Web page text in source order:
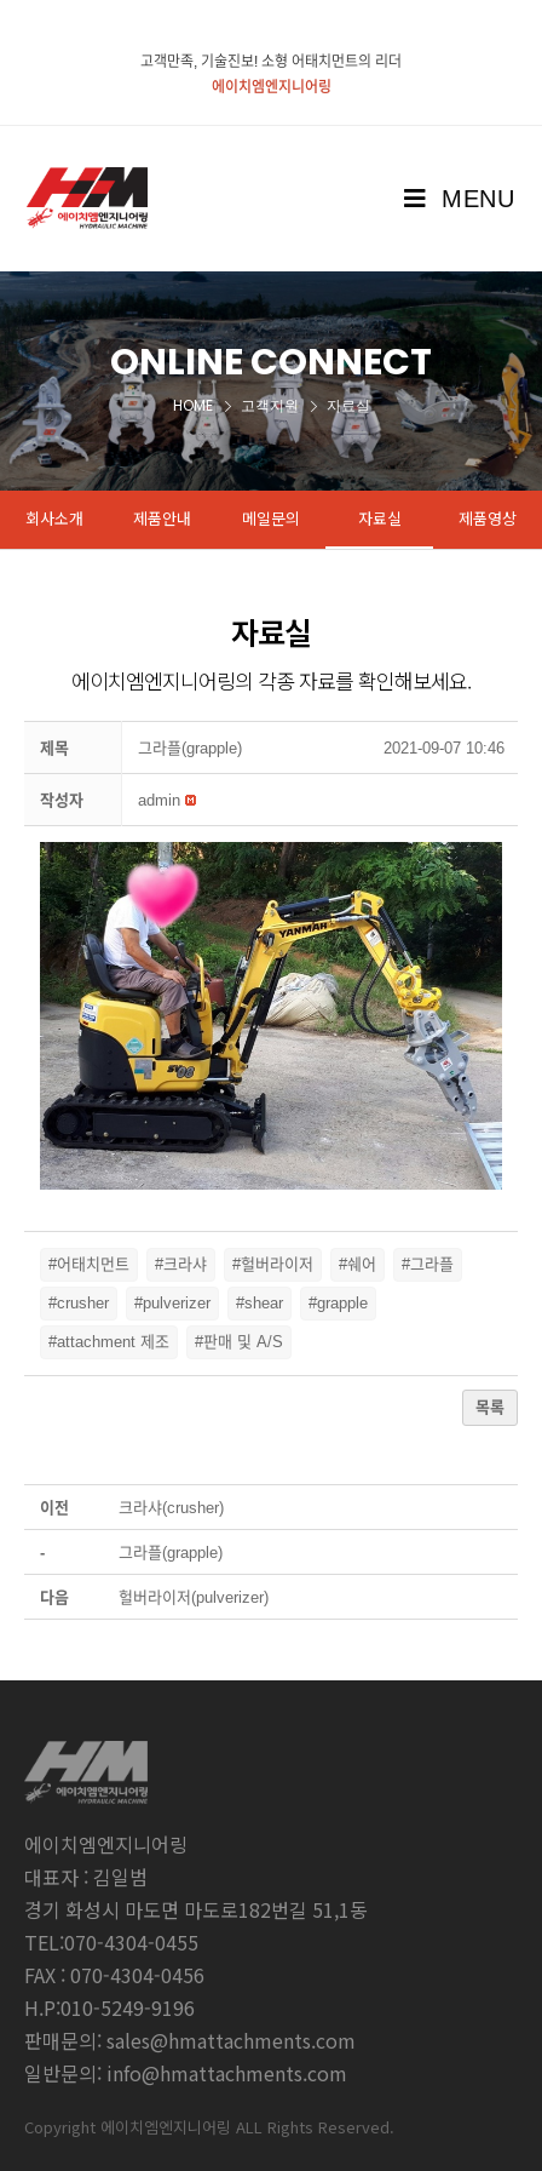
고객만족, 기술진보! 소형 어태치먼트의 리더
에이치엠엔지니어링
MENU
ONLINE CONNECT
HOME 고객지원 자료실
회사소개 제품안내 메일문의 자료실 제품영상
자료실
에이치엠엔지니어링의 각종 자료를 확인해보세요.
제목 그라플(grapple) 2021-09-07 10:46
작성자 admin
#어태치먼트 #크라샤 #헐버라이저 #쉐어 #그라플
#crusher #pulverizer #shear #grapple
#attachment 제조 #판매 및 A/S
목록
이전 크라샤(crusher)
- 그라플(grapple)
다음 헐버라이저(pulverizer)
에이치엠엔지니어링
대표자 : 김일범
경기 화성시 마도면 마도로182번길 51,1동
TEL:070-4304-0455
FAX : 070-4304-0456
H.P:010-5249-9196
판매문의: sales@hmattachments.com
일반문의: info@hmattachments.com
Copyright 에이치엠엔지니어링 ALL Rights Reserved.